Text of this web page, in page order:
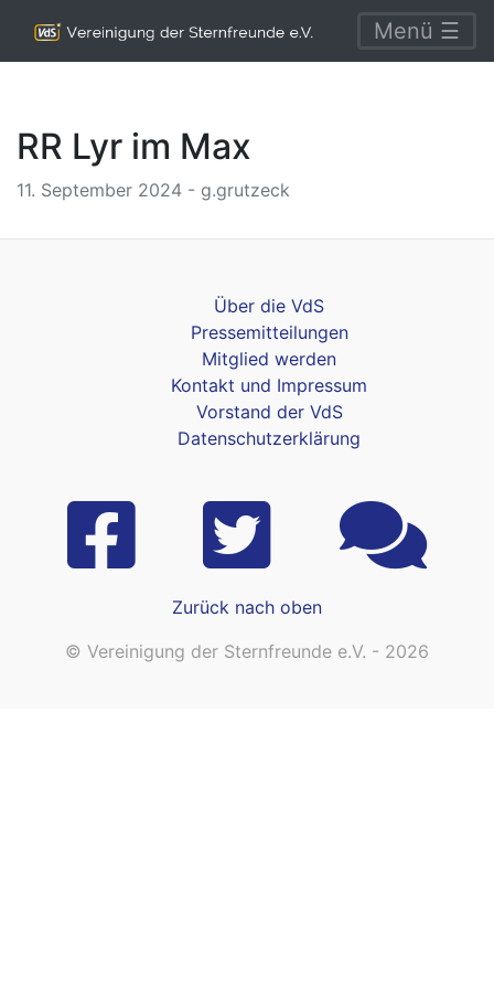
Menü ☰
RR Lyr im Max
11. September 2024 - g.grutzeck
Über die VdS
Pressemitteilungen
Mitglied werden
Kontakt und Impressum
Vorstand der VdS
Datenschutzerklärung
Zurück nach oben
© Vereinigung der Sternfreunde e.V. - 2026